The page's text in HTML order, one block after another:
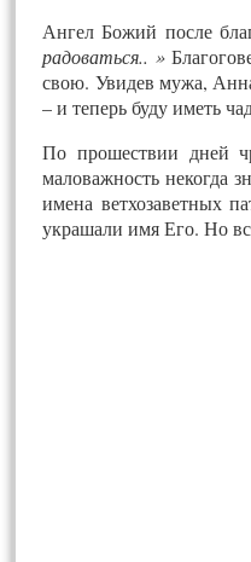
Ангел Божий после
радоваться.. »
свою. Увидев мужа,
– и теперь буду иметь
По прошествии дней
маловажность некогда
имена ветхозаветных
украшали имя Его. Но